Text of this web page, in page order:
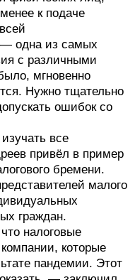
к подаче
— одна из самых
с различными
мгновенно
Нужно тщательно
ошибок со
все
привёл в пример
бремени.
малого
граждан.
налоговые
которые
пандемии. Этот